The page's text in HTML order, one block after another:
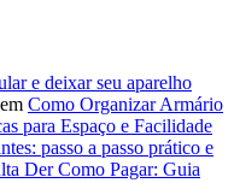
e deixar seu aparelho
em Como Organizar Armário
para Espaço e Facilidade
passo a passo prático e
Der Como Pagar: Guia